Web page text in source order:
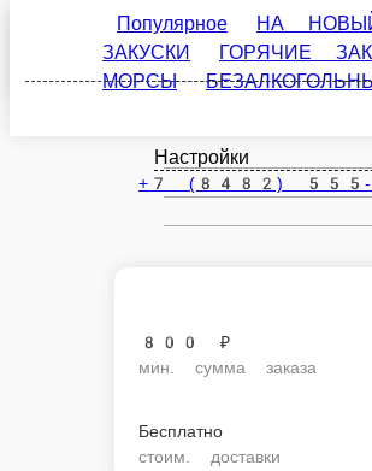
Тольятти
ru
Настройки
+7 (8482) 555-777
800 ₽
мин. сумма заказа
Бесплатно
стоим. доставки
Популярное НА НОВЫЙ ГОД
ЗАКУСКИ
БЛЮДА НА ОГНЕ